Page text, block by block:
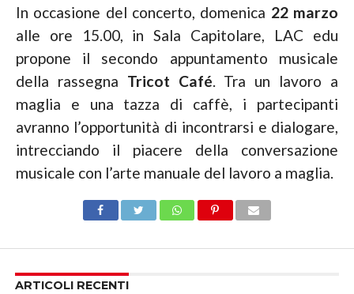
In occasione del concerto, domenica 22 marzo
alle ore 15.00, in Sala Capitolare, LAC edu
propone il secondo appuntamento musicale
della rassegna Tricot Café. Tra un lavoro a
maglia e una tazza di caffè, i partecipanti
avranno l’opportunità di incontrarsi e dialogare,
intrecciando il piacere della conversazione
musicale con l’arte manuale del lavoro a maglia.
ARTICOLI RECENTI